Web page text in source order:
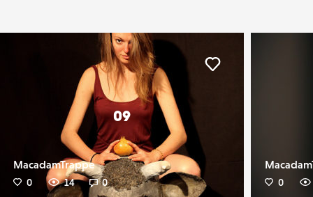
09
MacadamTrappe
0 14 0 0